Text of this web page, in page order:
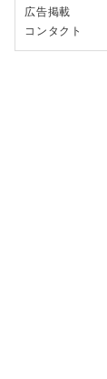
広告掲載
コンタクト